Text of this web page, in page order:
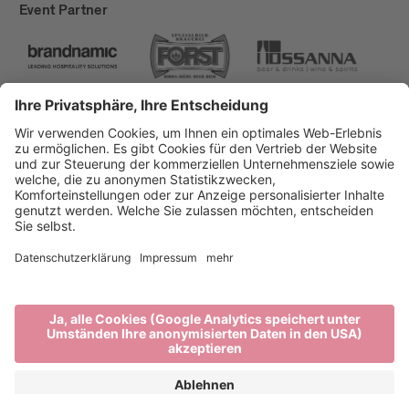
Event Partner
Brixen Tourismus
Privacy
Impressum
Förderungen
produced by